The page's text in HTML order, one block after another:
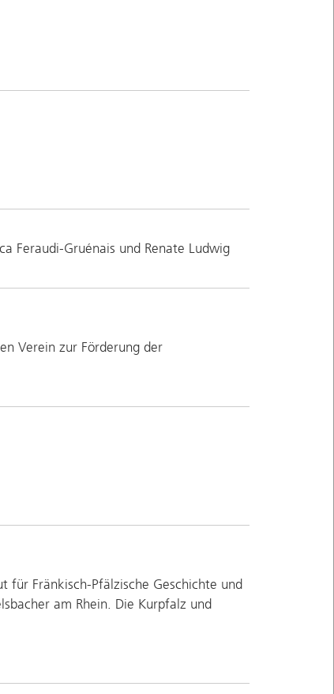
Feraudi-Gruénais und Renate Ludwig
Verein zur Förderung der
für Fränkisch-Pfälzische Geschichte und
am Rhein. Die Kurpfalz und